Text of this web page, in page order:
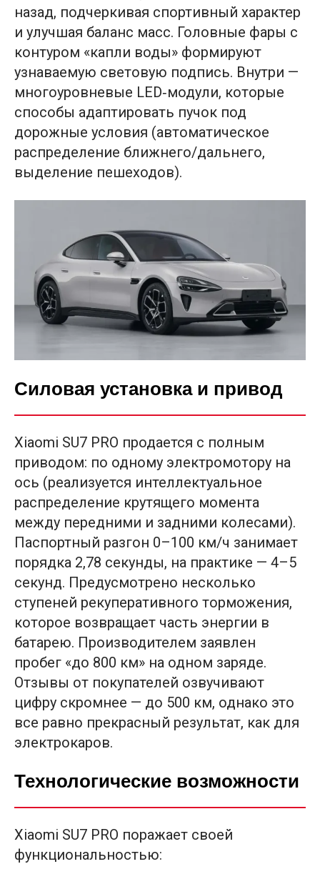
назад, подчеркивая спортивный характер
и улучшая баланс масс. Головные фары с
контуром «капли воды» формируют
узнаваемую световую подпись. Внутри —
многоуровневые LED‑модули, которые
способы адаптировать пучок под
дорожные условия (автоматическое
распределение ближнего/дальнего,
выделение пешеходов).
Силовая установка и привод
Xiaomi SU7 PRO продается с полным
приводом: по одному электромотору на
ось (реализуется интеллектуальное
распределение крутящего момента
между передними и задними колесами).
Паспортный разгон 0–100 км/ч занимает
порядка 2,78 секунды, на практике — 4–5
секунд. Предусмотрено несколько
ступеней рекуперативного торможения,
которое возвращает часть энергии в
батарею. Производителем заявлен
пробег «до 800 км» на одном заряде.
Отзывы от покупателей озвучивают
цифру скромнее — до 500 км, однако это
все равно прекрасный результат, как для
электрокаров.
Технологические возможности
Xiaomi SU7 PRO поражает своей
функциональностью: